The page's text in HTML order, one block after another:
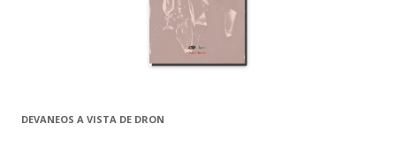
DEVANEOS A VISTA DE DRON